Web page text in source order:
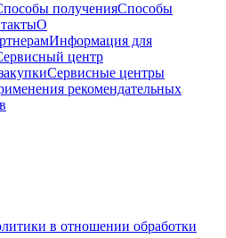
полученияСпособы
О
Информация для
центр
Сервисные центры
рекомендательных
в отношении обработки